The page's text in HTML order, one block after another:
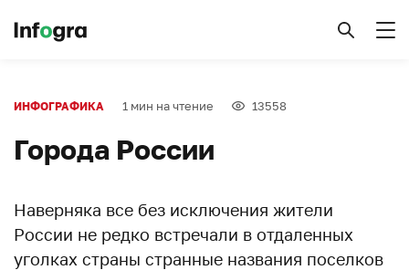
ИНФОГРАФИКА 1 мин на чтение 13558
Города России
Наверняка все без исключения жители
России не редко встречали в отдаленных
уголках страны странные названия поселков